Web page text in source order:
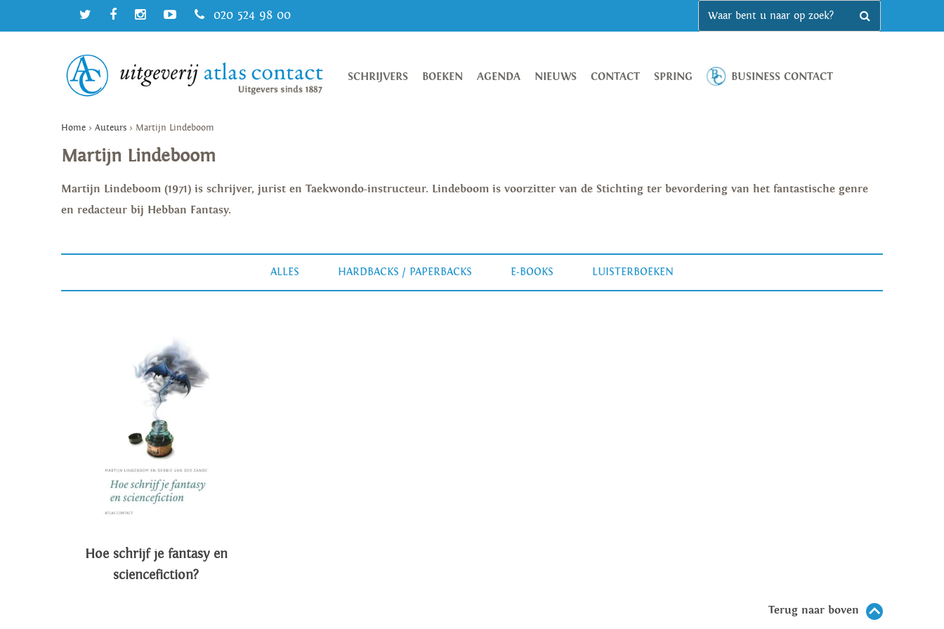
020 524 98 00
SCHRIJVERS BOEKEN AGENDA NIEUWS CONTACT SPRING BUSINESS CONTACT
Home > Auteurs > Martijn Lindeboom
Martijn Lindeboom
Martijn Lindeboom (1971) is schrijver, jurist en Taekwondo-instructeur. Lindeboom is voorzitter van de Stichting ter bevordering van het fantastische genre
en redacteur bij Hebban Fantasy.
ALLES HARDBACKS / PAPERBACKS E-BOOKS LUISTERBOEKEN
Hoe schrijf je fantasy en
sciencefiction?
Terug naar boven